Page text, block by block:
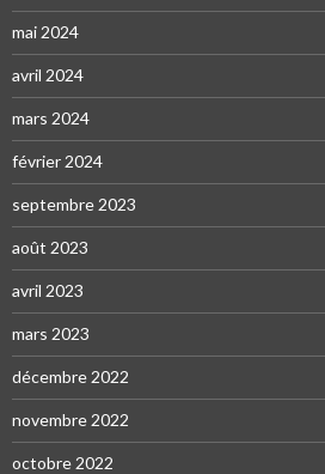
mai 2024
avril 2024
mars 2024
février 2024
septembre 2023
août 2023
avril 2023
mars 2023
décembre 2022
novembre 2022
octobre 2022